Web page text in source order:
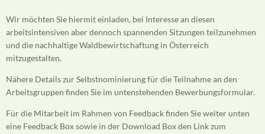
Wir möchten Sie hiermit einladen, bei Interesse an diesen
arbeitsintensiven aber dennoch spannenden Sitzungen teilzunehmen
und die nachhaltige Waldbewirtschaftung in Österreich
mitzugestalten.
Nähere Details zur Selbstnominierung für die Teilnahme an den
Arbeitsgruppen finden Sie im untenstehenden Bewerbungsformular.
Für die Mitarbeit im Rahmen von Feedback finden Sie weiter unten
eine Feedback Box sowie in der Download Box den Link zum